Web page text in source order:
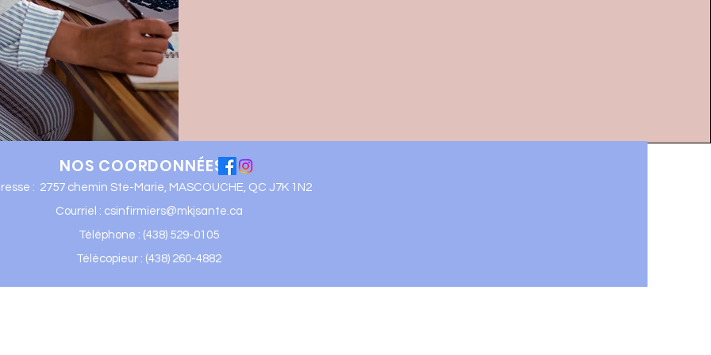
NOS COORDONNÉES
: 2757 chemin Ste-Marie, MASCOUCHE, QC J7K 1N2
Courriel : csinfirmiers@mkjsante.ca
Téléphone : (438) 529-0105
Télécopieur : (438) 260-4882